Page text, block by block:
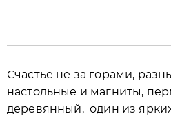
Счастье не за горами,
настольные и магниты,
деревянный, один из